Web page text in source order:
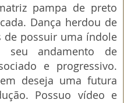
pampa de preto
Dança herdou de
de possuir uma índole
seu andamento de
e progressivo.
deseja uma futura
Possuo vídeo e